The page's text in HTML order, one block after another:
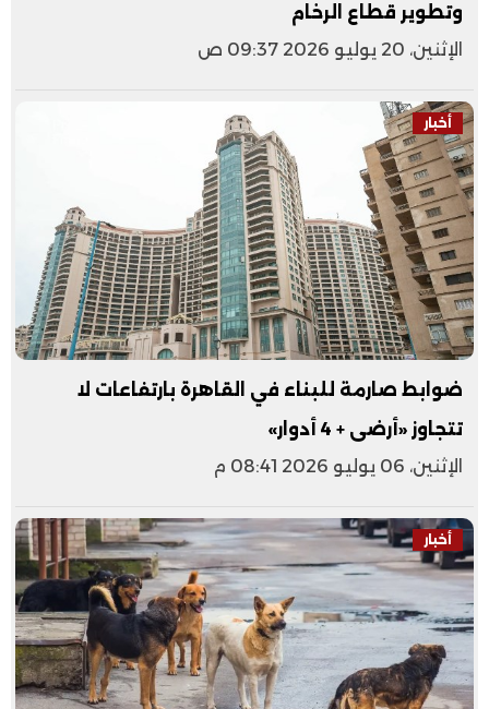
وتطوير قطاع الرخام
الإثنين، 20 يوليو 2026 09:37 ص
أخبار
ضوابط صارمة للبناء في القاهرة بارتفاعات لا
تتجاوز «أرضى + 4 أدوار»
الإثنين، 06 يوليو 2026 08:41 م
أخبار